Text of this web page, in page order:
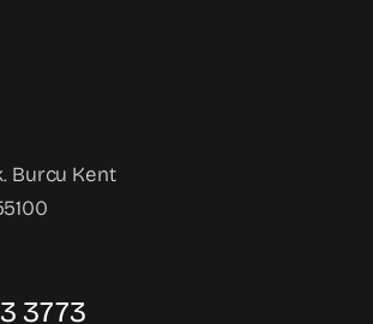
Burcu Kent
3773